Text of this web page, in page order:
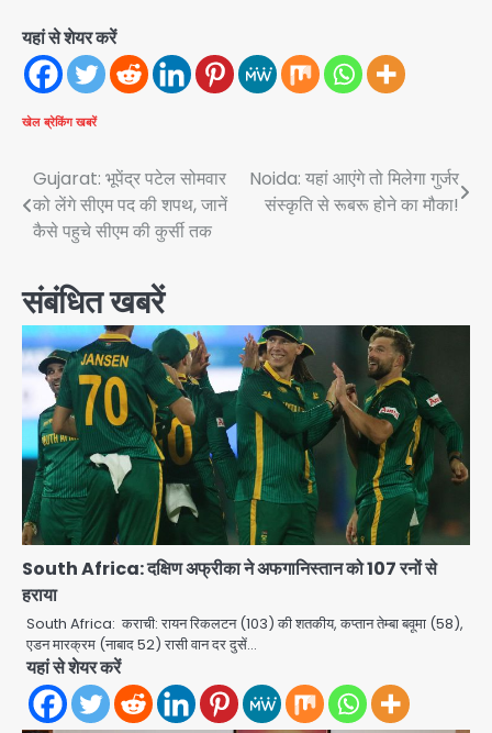
यहां से शेयर करें
खेल ब्रेकिंग खबरें
Post
navigation
Gujarat: भूपेंद्र पटेल सोमवार
को लेंगे सीएम पद की शपथ, जानें
कैसे पहुचे सीएम की कुर्सी तक
Noida: यहां आएंगे तो मिलेगा गुर्जर
संस्कृति से रूबरू होने का मौका!
संबंधित खबरें
South Africa: दक्षिण अफ्रीका ने अफगानिस्तान को 107 रनों से
हराया
South Africa: कराची: रायन रिकलटन (103) की शतकीय, कप्तान तेम्बा बवूमा (58),
एडन मारक्रम (नाबाद 52) रासी वान दर दुसें…
यहां से शेयर करें